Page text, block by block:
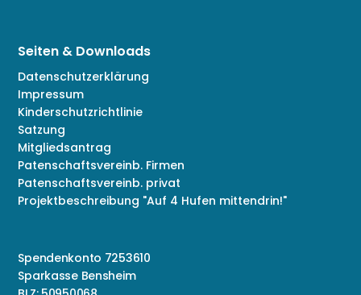
Seiten & Downloads
Datenschutzerklärung
Impressum
Kinderschutzrichtlinie
Satzung
Mitgliedsantrag
Patenschaftsvereinb. Firmen
Patenschaftsvereinb. privat
Projektbeschreibung "Auf 4 Hufen mittendrin!"
Spendenkonto 7253610
Sparkasse Bensheim